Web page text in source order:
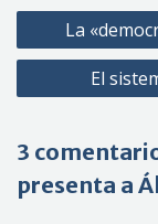
Navegación
de
entradas
La
El
3
presenta a